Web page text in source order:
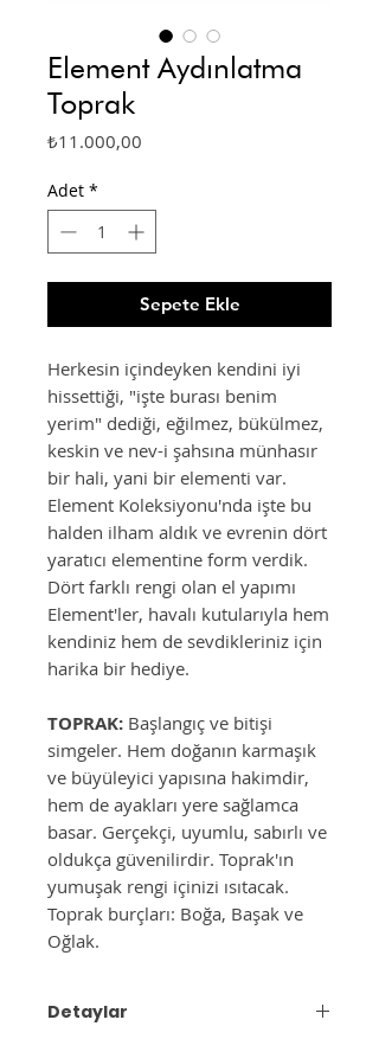
Element Aydınlatma
Toprak
₺11.000,00
Adet *
Sepete Ekle
Herkesin içindeyken kendini iyi
hissettiği, "işte burası benim
yerim" dediği, eğilmez, bükülmez,
keskin ve nev-i şahsına münhasır
bir hali, yani bir elementi var.
Element Koleksiyonu'nda işte bu
halden ilham aldık ve evrenin dört
yaratıcı elementine form verdik.
Dört farklı rengi olan el yapımı
Element'ler, havalı kutularıyla hem
kendiniz hem de sevdikleriniz için
harika bir hediye.
TOPRAK: Başlangıç ve bitişi
simgeler. Hem doğanın karmaşık
ve büyüleyici yapısına hakimdir,
hem de ayakları yere sağlamca
basar. Gerçekçi, uyumlu, sabırlı ve
oldukça güvenilirdir. Toprak'ın
yumuşak rengi içinizi ısıtacak.
Toprak burçları: Boğa, Başak ve
Oğlak.
Detaylar